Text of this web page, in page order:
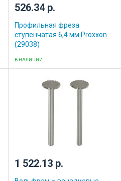
526.34 р.
Профильная фреза
ступенчатая 6,4 мм Proxxon
(29038)
В НАЛИЧИИ
1 522.13 р.